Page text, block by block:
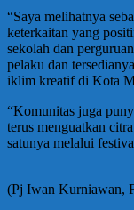
“Saya melihatnya
keterkaitan yang
sekolah dan
pelaku dan
iklim kreatif di Kota
“Komunitas juga
terus menguatkan
satunya melalui
(Pj Iwan Kurniawan,